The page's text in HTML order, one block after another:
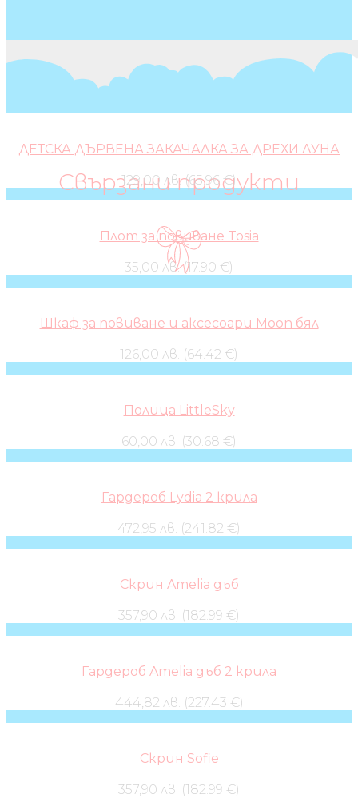
Свързани продукти
ДЕТСКА ДЪРВЕНА ЗАКАЧАЛКА ЗА ДРЕХИ ЛУНА
129,00 лв. (65.96 €)
Плот за повиване Tosia
35,00 лв. (17.90 €)
Шкаф за повиване и аксесоари Moon бял
126,00 лв. (64.42 €)
Полица LittleSky
60,00 лв. (30.68 €)
Гардероб Lydia 2 крила
472,95 лв. (241.82 €)
Скрин Amelia дъб
357,90 лв. (182.99 €)
Гардероб Amelia дъб 2 крила
444,82 лв. (227.43 €)
Скрин Sofie
357,90 лв. (182.99 €)